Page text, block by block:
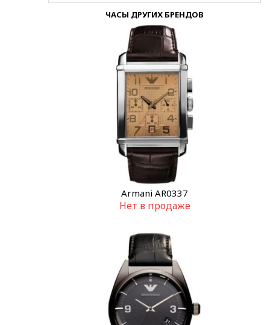
ЧАСЫ ДРУГИХ БРЕНДОВ
Armani AR0337
Нет в продаже